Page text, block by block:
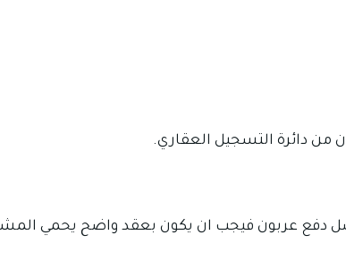
من دائرة التسجيل العقاري.
حصل دفع عربون فيجب ان يكون بعقد واضح يحمي